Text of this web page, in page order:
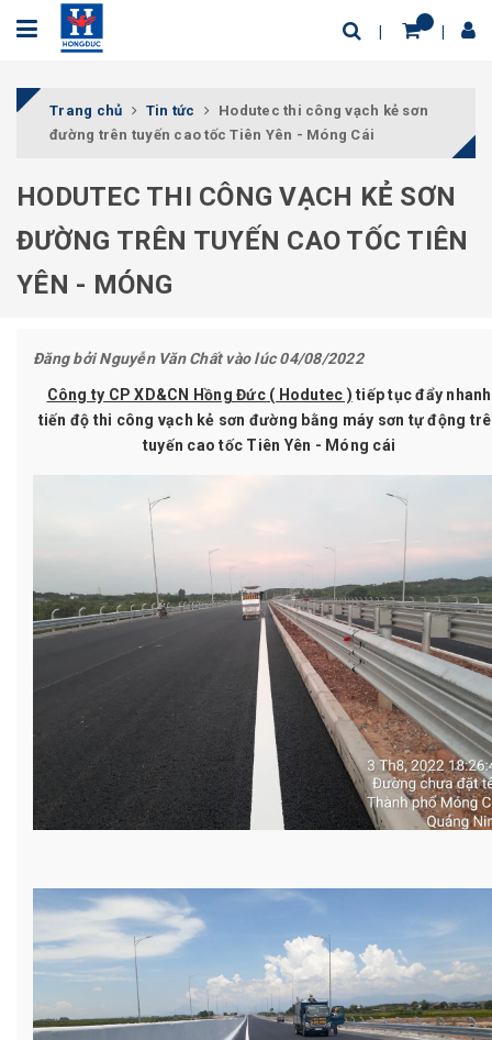
Trang chủ Tin tức
Hodutec thi công vạch kẻ sơn
đường trên tuyến cao tốc Tiên Yên - Móng Cái
HODUTEC THI CÔNG VẠCH KẺ SƠN
ĐƯỜNG TRÊN TUYẾN CAO TỐC TIÊN
YÊN - MÓNG
Đăng bởiNguyễn Văn Chấtvào lúc 04/08/2022
Công ty CP XD&CN Hồng Đức ( Hodutec ) tiếp tục đẩy nhanh
tiến độ thi công vạch kẻ sơn đường bằng máy sơn tự động
tuyến cao tốc Tiên Yên - Móng cái